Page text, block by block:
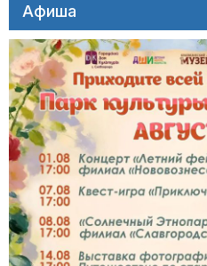
Афиша